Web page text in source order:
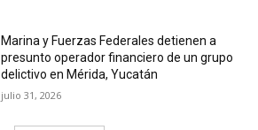
Marina y Fuerzas Federales detienen a
presunto operador financiero de un grupo
delictivo en Mérida, Yucatán
julio 31, 2026